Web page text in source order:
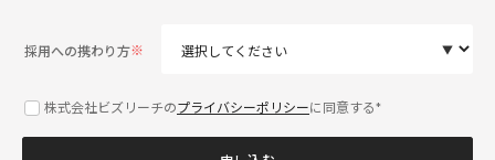
採用への携わり方※
株式会社ビズリーチのプライバシーポリシーに同意する*